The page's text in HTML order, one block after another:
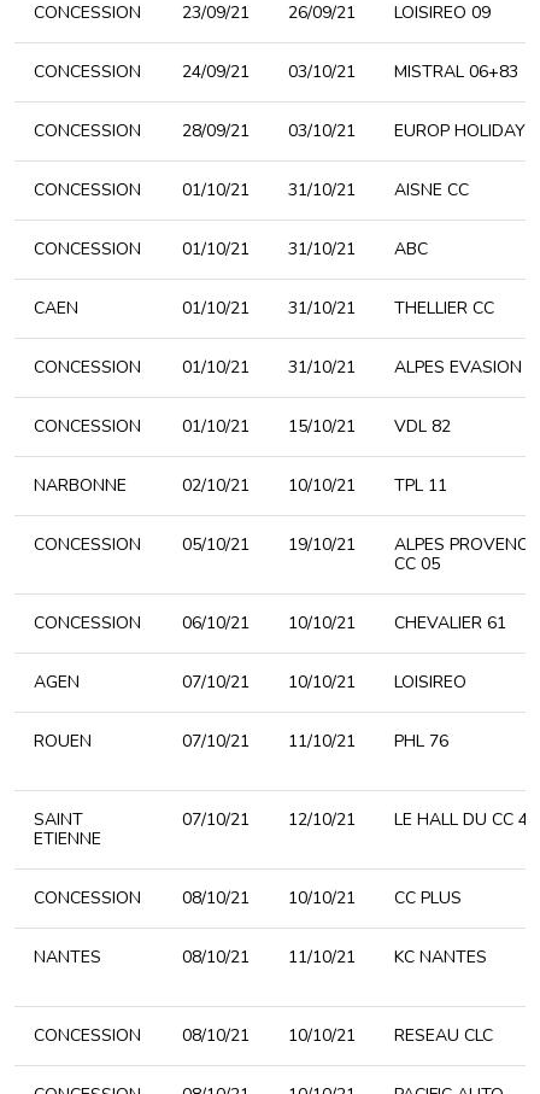
CONCESSION 23/09/21 26/09/21 LOISIREO 09
CONCESSION 24/09/21 03/10/21 MISTRAL 06+83
CONCESSION 28/09/21 03/10/21 EUROP HOLIDAYS
CONCESSION 01/10/21 31/10/21 AISNE CC
CONCESSION 01/10/21 31/10/21 ABC
CAEN 01/10/21 31/10/21 THELLIER CC
CONCESSION 01/10/21 31/10/21 ALPES EVASION
CONCESSION 01/10/21 15/10/21 VDL 82
NARBONNE 02/10/21 10/10/21 TPL 11
CONCESSION 05/10/21 19/10/21
ALPES PROVENCE
CC 05
CONCESSION 06/10/21 10/10/21 CHEVALIER 61
AGEN 07/10/21 10/10/21 LOISIREO
ROUEN 07/10/21 11/10/21 PHL 76
SAINT
ETIENNE
07/10/21 12/10/21 LE HALL DU CC 42
CONCESSION 08/10/21 10/10/21 CC PLUS
NANTES 08/10/21 11/10/21 KC NANTES
CONCESSION 08/10/21 10/10/21 RESEAU CLC